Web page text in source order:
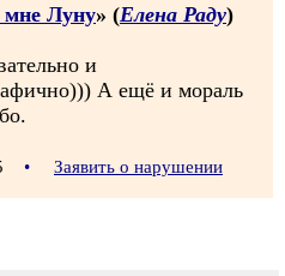
мне Луну» (Елена Раду)
и
А ещё и мораль
• Заявить о нарушении